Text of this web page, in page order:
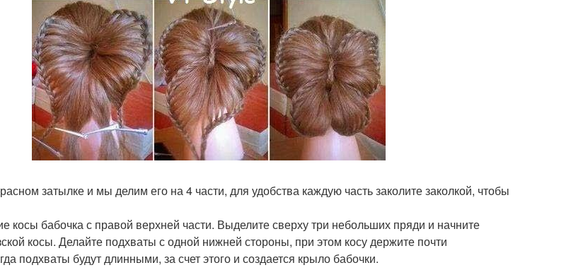
затылке и мы делим его на 4 части, для удобства каждую часть заколите заколкой, чтобы
косы бабочка с правой верхней части. Выделите сверху три небольших пряди и начните
косы. Делайте подхваты с одной нижней стороны, при этом косу держите почти
подхваты будут длинными, за счет этого и создается крыло бабочки.